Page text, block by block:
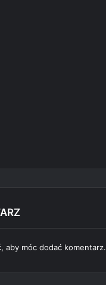
, aby móc dodać komentarz.